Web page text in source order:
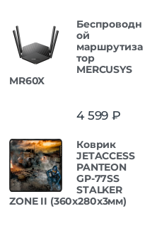
Беспроводн
ой
маршрутиза
тор
MERCUSYS
MR60X
4 599 ₽
Коврик
JETACCESS
PANTEON
GP-77SS
STALKER
ZONE II (360x280x3мм)